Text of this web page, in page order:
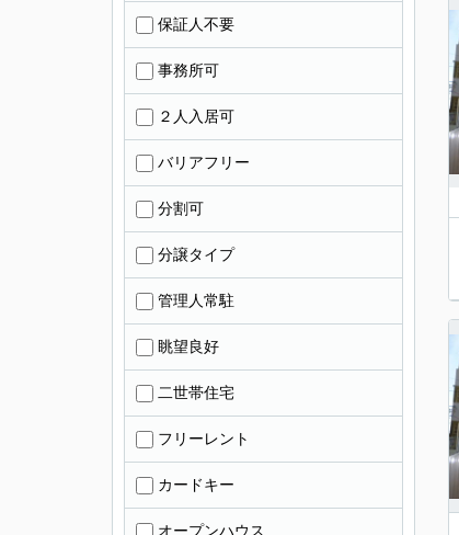
保証人不要
事務所可
２人入居可
バリアフリー
分割可
分譲タイプ
管理人常駐
眺望良好
二世帯住宅
フリーレント
カードキー
オープンハウス